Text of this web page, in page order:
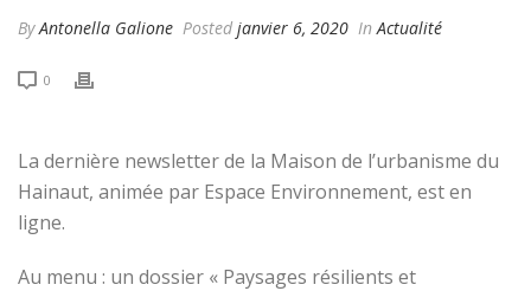
ByAntonella Galione Posted janvier 6, 2020 In Actualité
0
La dernière newsletter de la Maison de l’urbanisme du
Hainaut, animée par Espace Environnement, est en
ligne.
Au menu : un dossier « Paysages résilients et